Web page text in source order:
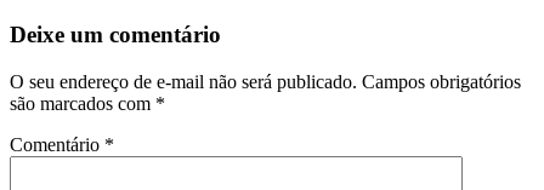
Deixe um comentário
O seu endereço de e-mail não será publicado. Campos obrigatórios
são marcados com *
Comentário *